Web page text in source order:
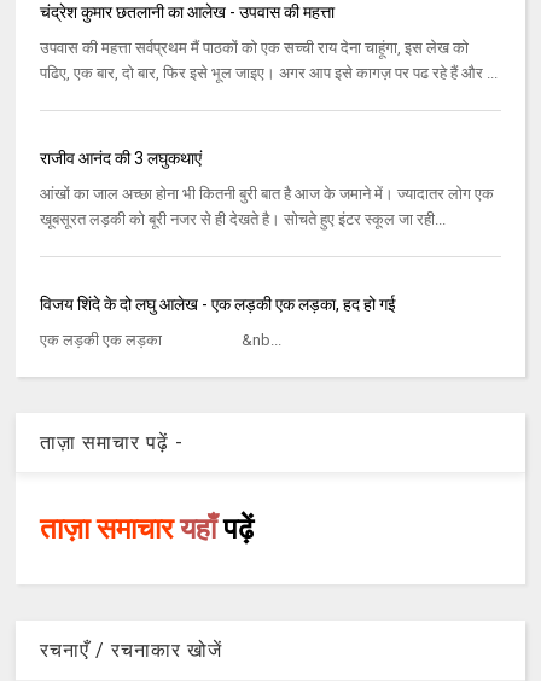
चंद्रेश कुमार छतलानी का आलेख - उपवास की महत्ता
उपवास की महत्ता सर्वप्रथम मैं पाठकों को एक सच्ची राय देना चाहूंगा, इस लेख को
पढिए, एक बार, दो बार, फिर इसे भूल जाइए। अगर आप इसे कागज़ पर पढ रहे हैं और ...
राजीव आनंद की 3 लघुकथाएं
आंखों का जाल अच्‍छा होना भी कितनी बुरी बात है आज के जमाने में। ज्‍यादातर लोग एक
खूबसूरत लड़की को बूरी नजर से ही देखते है। सोचते हुए इंटर स्‍कूल जा रही...
विजय शिंदे के दो लघु आलेख - एक लड़की एक लड़का, हद हो गई
एक लड़की एक लड़का &nb...
ताज़ा समाचार पढ़ें -
ताज़ा समाचारयहाँपढ़ें
रचनाएँ / रचनाकार खोजें